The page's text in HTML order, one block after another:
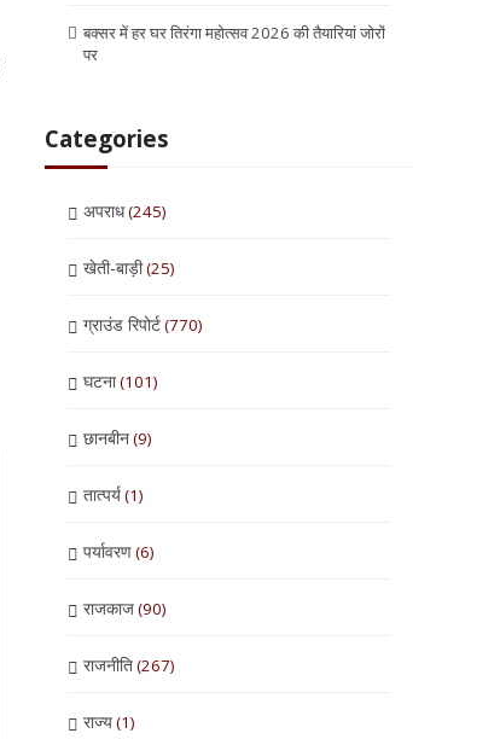
बक्सर में हर घर तिरंगा महोत्सव 2026 की तैयारियां जोरों
पर
Categories
अपराध(245)
खेती-बाड़ी(25)
ग्राउंड रिपोर्ट(770)
घटना(101)
छानबीन(9)
तात्पर्य(1)
पर्यावरण(6)
राजकाज(90)
राजनीति(267)
राज्य(1)